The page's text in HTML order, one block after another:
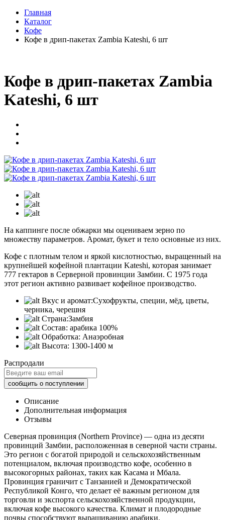
Главная
Каталог
Кофе
Кофе в дрип-пакетах Zambia Kateshi, 6 шт
Кофе в дрип-пакетах Zambia
Kateshi, 6 шт
На каппинге после обжарки мы оцениваем зерно по
множеству параметров. Аромат, букет и тело основные из них.
Кофе с плотным телом и яркой кислотностью, выращенный на
крупнейшей кофейной плантации Kateshi, которая занимает
777 гектаров в Серверной провинции Замбии. С 1975 года
этот регион активно развивает кофейное производство.
Вкус и аромат:Сухофрукты, специи, мёд, цветы,
черника, черешня
Страна:Замбия
Состав: арабика 100%
Обработка: Анаэробная
Высота: 1300-1400 м
Распродали
Описание
Дополнительная информация
Отзывы
Северная провинция (Northern Province) — одна из десяти
провинций Замбии, расположенная в северной части страны.
Это регион с богатой природой и сельскохозяйственным
потенциалом, включая производство кофе, особенно в
высокогорных районах, таких как Касама и Мбала.
Провинция граничит с Танзанией и Демократической
Республикой Конго, что делает её важным регионом для
торговли и экспорта сельскохозяйственной продукции,
включая кофе высокого качества. Климат и плодородные
почвы способствуют выращиванию арабики.